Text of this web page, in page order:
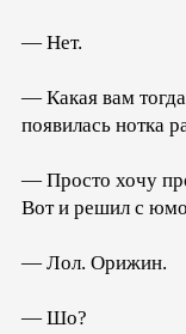
— Нет.
— Какая вам
появилась нотка
— Просто хочу
Вот и решил с
— Лол. Орижин.
— Шо?